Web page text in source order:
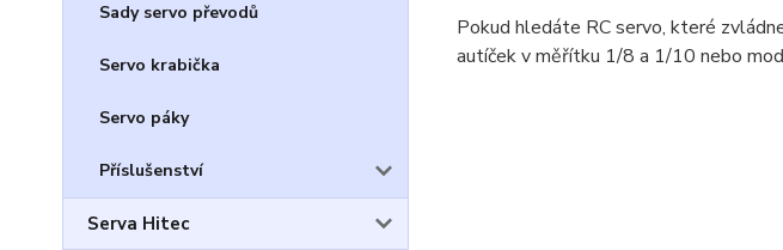
Sady servo převodů
Servo krabička
Servo páky
Příslušenství
Serva Hitec
Pokud hledáte RC servo, které
autíček v měřítku 1/8 a 1/10 nebo